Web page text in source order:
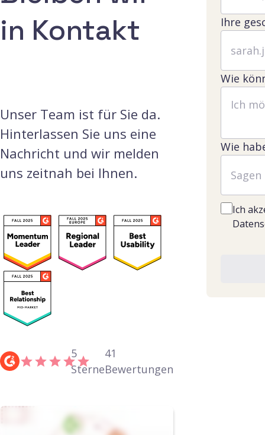
in Kontakt
Unser Team ist für Sie da.
Hinterlassen Sie uns eine
Nachricht und wir melden
uns zeitnah bei Ihnen.
5
Sterne
41
Bewertungen
Ihre
Wie
Wie
Ich